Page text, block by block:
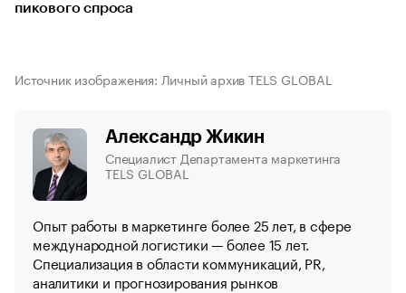
пикового спроса
Источник изображения: Личный архив TELS GLOBAL
Александр Жикин
Специалист Департамента маркетинга
TELS GLOBAL
Опыт работы в маркетинге более 25 лет, в сфере
международной логистики — более 15 лет.
Специализация в области коммуникаций, PR,
аналитики и прогнозирования рынков